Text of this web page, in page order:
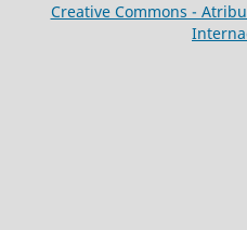
Creative Commons -